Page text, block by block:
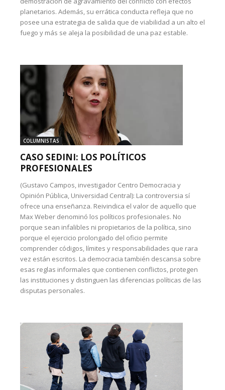
planetarios. Además, su errática conducta refleja que no
posee una estrategia de salida que de viabilidad a un alto el
fuego y más se aleja la posibilidad de una paz estable.
COLUMNISTAS
CASO SEDINI: LOS POLÍTICOS
PROFESIONALES
(Gustavo Campos, investigador Centro Democracia y
Opinión Pública, Universidad Central): La controversia sí
ofrece una enseñanza. Reivindica el valor de aquello que
Max Weber denominó los políticos profesionales. No
porque sean infalibles ni propietarios de la política, sino
porque el ejercicio prolongado del oficio permite
comprender códigos, límites y responsabilidades que rara
vez están escritos. La democracia también descansa sobre
esas reglas informales que contienen conflictos, protegen
las instituciones y distinguen las diferencias políticas de las
disputas personales.